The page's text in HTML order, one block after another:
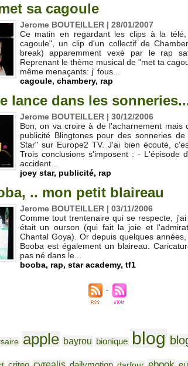
sa cagoule
Jerome BOUTEILLER | 28/01/2007
Ce matin en regardant les clips à la
cagoule", un clip d'un collectif de
break) apparemment vexé par le rap
Reprenant le thème musical de "met ta
même menaçants: j' fous...
cagoule, chambery, rap
lance dans les
Jerome BOUTEILLER | 30/12/2006
Bon, on va croire à de l'acharnement mais
publicité Blingtones pour des sonneries
Star" sur Europe2 TV. J'ai bien écouté,
Trois conclusions s'imposent : - L'épisode
accident...
joey star, publicité, rap
.. mon petit blaireau
Jerome BOUTEILLER | 03/11/2006
Comme tout trentenaire qui se respecte,
était un ourson (qui fait la joie et
Chantal Goya). Or depuis quelques
Booba est également un blaireau.
pas né dans le...
booba, rap, star academy, tf1
apple bayrou bionique blog